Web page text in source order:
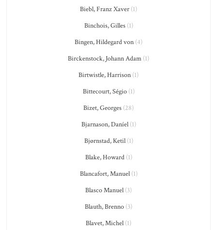
Biebl, Franz Xaver (1)
Binchois, Gilles(1)
Bingen, Hildegard von (4)
Birckenstock, Johann Adam (1)
Birtwistle, Harrison (1)
Bittecourt, Ségio(1)
Bizet, Georges (28)
Bjarnason, Daníel(1)
Bjørnstad, Ketil(1)
Blake, Howard(1)
Blancafort, Manuel(1)
Blasco Manuel (3)
Blauth, Brenno (3)
Blavet, Michel (1)